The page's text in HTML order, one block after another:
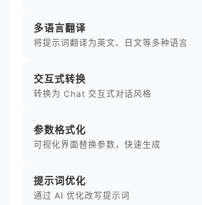
多语言翻译
将提示词翻译为英文、日文等多种语言
交互式转换
转换为 Chat 交互式对话风格
参数格式化
可视化界面替换参数，快速生成
提示词优化
通过 AI 优化改写提示词